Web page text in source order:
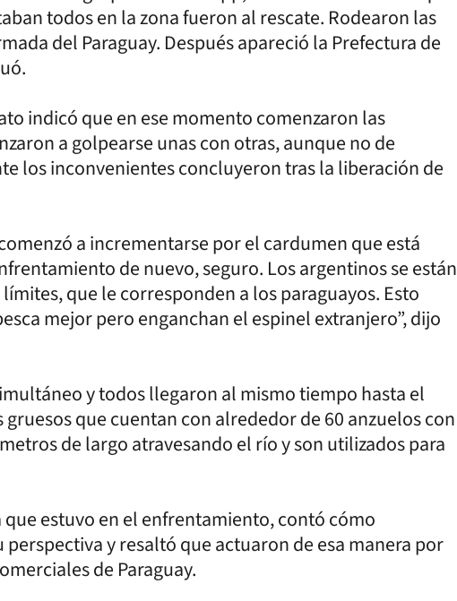
todos en la zona fueron al rescate. Rodearon las
del Paraguay. Después apareció la Prefectura de
indicó que en ese momento comenzaron las
a golpearse unas con otras, aunque no de
los inconvenientes concluyeron tras la liberación de
a incrementarse por el cardumen que está
de nuevo, seguro. Los argentinos se están
que le corresponden a los paraguayos. Esto
mejor pero enganchan el espinel extranjero”, dijo
y todos llegaron al mismo tiempo hasta el
que cuentan con alrededor de 60 anzuelos con
de largo atravesando el río y son utilizados para
que estuvo en el enfrentamiento, contó cómo
y resaltó que actuaron de esa manera por
de Paraguay.